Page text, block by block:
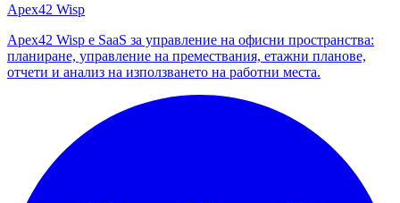
Apex42 Wisp
Apex42 Wisp е SaaS за управление на офисни пространства:
планиране, управление на премествания, етажни планове,
отчети и анализ на използването на работни места.